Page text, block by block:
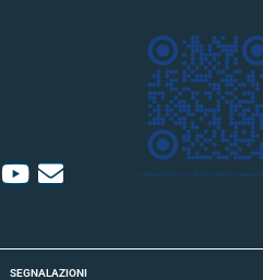
SEGNALAZIONI